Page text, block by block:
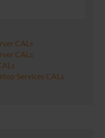
CALs
CALs
Services CALs